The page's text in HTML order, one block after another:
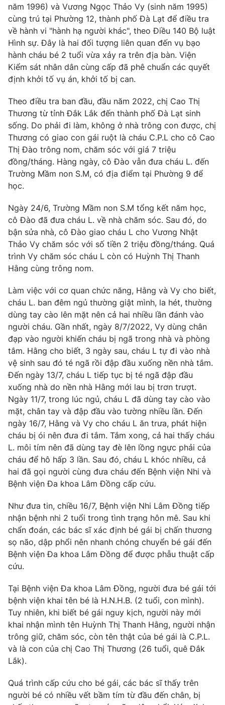
Góc doanh nghiệp
Truyền hình
Phim VTV
Hậu trường
Nhân vật
Giải sao mai
Giải trí
Điện ảnh
Âm nhạc
Sao
Đời sống
Làm đẹp
Chất lượng cuộc sống
Giáo dục
Tuyển sinh
Học trực tuyến
Công nghệ
Hitech Công nghệ tương lai
Sản phẩm
Thị trường
Tư vấn
Giao lưu trực tuyến
Lịch phát sóng
Chuyên mục khác
Emagazine Podcast
Photo
Video Shorts video
VTV Money VTV Thể thao
VTV Sức khoẻ Bất động sản
Thị trường 24h Tấm lòng Việt
VTV4 Vươn mình bằng AI
VTV9 VTV8
Liên hệ tòa soạn English
THỜI BÁO VTV
Cơ quan chủ quản:Đài Truyền hình Việt Nam
Cơ quan báo chí:
Thời báo VTV
Giấy phép hoạt động báo in và báo điện tử số 483/GP-BTTTT
cấp ngày 29/12/2023
Tổng Biên tập:
Nguyễn Trọng Ninh
Tổng đài VTV: 024.38 355 931 - 024.38 355 932
năm 1996) và Vương Ngọc Thảo Vy (sinh năm 1995)
cùng trú tại Phường 12, thành phố Đà Lạt để điều tra
về hành vi "hành hạ người khác", theo Điều 140 Bộ luật
Hình sự. Đây là hai đối tượng liên quan đến vụ bạo
hành cháu bé 2 tuổi vừa xảy ra trên địa bàn. Viện
Kiểm sát nhân dân cùng cấp đã phê chuẩn các quyết
định khởi tố vụ án, khởi tố bị can.
Theo điều tra ban đầu, đầu năm 2022, chị Cao Thị
Thương từ tỉnh Đắk Lắk đến thành phố Đà Lạt sinh
sống. Do phải đi làm, không ở nhà trông con được, chị
Thương có giao con gái ruột là cháu C.P.L cho cô Cao
Thị Đào trông nom, chăm sóc với giá 7 triệu
đồng/tháng. Hàng ngày, cô Đào vẫn đưa cháu L. đến
Trường Mầm non S.M, có địa điểm tại Phường 9 để
học.
Ngày 24/6, Trường Mầm non S.M tổng kết năm học,
cô Đào đã đưa cháu L. về nhà chăm sóc. Sau đó, do
bận sửa nhà, cô Đào giao cháu L cho Vương Nhật
Thảo Vy chăm sóc với số tiền 2 triệu đồng/tháng. Quá
trình Vy chăm sóc cháu L còn có Huỳnh Thị Thanh
Hằng cùng trông nom.
Làm việc với cơ quan chức năng, Hằng và Vy cho biết,
cháu L. ban đêm ngủ thường giật mình, la hét, thường
dùng tay cào lên mặt nên cả hai nhiều lần đánh vào
người cháu. Gần nhất, ngày 8/7/2022, Vy dùng chân
đạp vào người khiến cháu bị ngã trong nhà và phòng
tắm. Hằng cho biết, 3 ngày sau, cháu L tự đi vào nhà
vệ sinh sau đó té ngã rồi đập đầu xuống nền nhà tắm.
Đến ngày 13/7, cháu L tiếp tục bị té ngã đập đầu
xuống nhà do nền nhà Hằng mới lau bị trơn trượt.
Ngày 11/7, trong lúc ngủ, cháu L đã dùng tay cào vào
mặt, chân tay và đập đầu vào tường nhiều lần. Đến
ngày 16/7, Hằng và Vy cho cháu L ăn trưa, phát hiện
cháu bị ói nên đưa đi tắm. Tắm xong, cả hai thấy cháu
L. môi tím nên đã dùng tay đè lên lồng ngực phải của
cháu để hô hấp 3 lần. Sau đó, cháu L khóc nhiều, cả
hai đã gọi người cùng đưa cháu đến Bệnh viện Nhi và
Bệnh viện Đa khoa Lâm Đồng cấp cứu.
Như đưa tin, chiều 16/7, Bệnh viện Nhi Lâm Đồng tiếp
nhận bệnh nhi 2 tuổi trong tình trạng hôn mê. Sau khi
chẩn đoán, các bác sĩ xác định bé gái bị chấn thương
sọ não, dập phổi nên nhanh chóng chuyển bé gái đến
Bệnh viện Đa khoa Lâm Đồng để được phẫu thuật cấp
cứu.
Tại Bệnh viện Đa khoa Lâm Đồng, người đưa bé gái tới
bệnh viện khai tên bé là H.N.H.B. (2 tuổi, con mình).
Tuy nhiên, khi biết bé gái nguy kịch, người này mới
khai nhận mình tên Huỳnh Thị Thanh Hằng, người nhận
trông giữ, chăm sóc, còn tên thật của bé gái là C.P.L.
và là con của chị Cao Thị Thương (26 tuổi, quê Đắk
Lắk).
Quá trình cấp cứu cho bé gái, các bác sĩ thấy trên
người bé có nhiều vết bầm tím từ đầu đến chân, bị